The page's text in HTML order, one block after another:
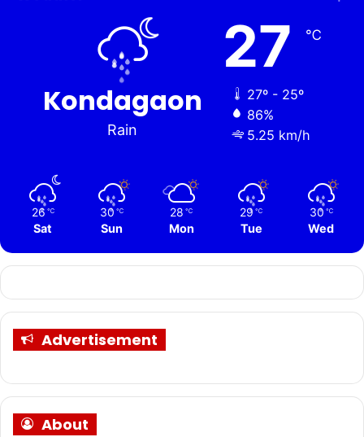
Kondagaon
Rain
27 ℃
27º - 25º
86%
5.25 km/h
26 ℃
Sat
30 ℃
Sun
28 ℃
Mon
29 ℃
Tue
30 ℃
Wed
Advertisement
About